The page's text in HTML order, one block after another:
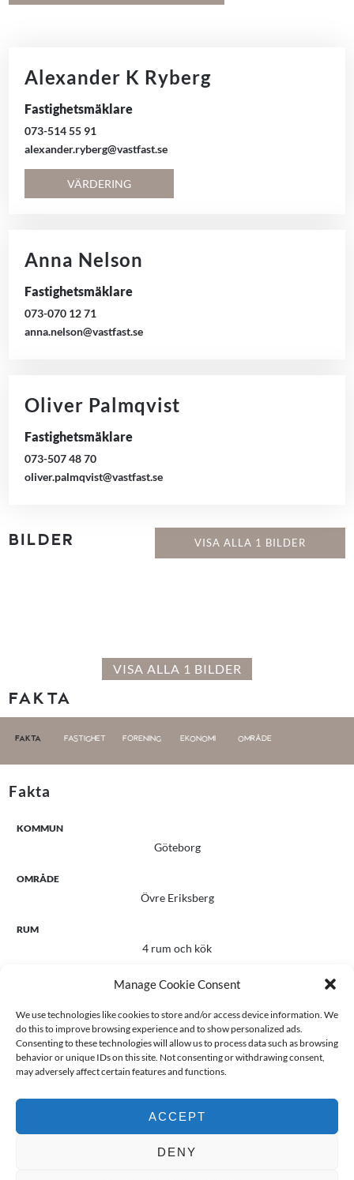
Manage Cookie Consent
We use technologies like cookies to store and/or access device information. We
do this to improve browsing experience and to show personalized ads.
Consenting to these technologies will allow us to process data such as browsing
behavior or unique IDs on this site. Not consenting or withdrawing consent,
may adversely affect certain features and functions.
ACCEPT
DENY
Alexander K Ryberg
Fastighetsmäklare
073-514 55 91
alexander.ryberg@vastfast.se
VÄRDERING
Anna Nelson
Fastighetsmäklare
073-070 12 71
anna.nelson@vastfast.se
Oliver Palmqvist
Fastighetsmäklare
073-507 48 70
oliver.palmqvist@vastfast.se
BILDER VISA ALLA 1 BILDER
VISA ALLA 1 BILDER
FAKTA
FAKTA FASTIGHET FÖRENING EKONOMI OMRÅDE
Fakta
KOMMUN
Göteborg
OMRÅDE
Övre Eriksberg
RUM
4 rum och kök
GÄSTTOALETT
Ja
LÄGENHETSNUMMER
A1702
BYGGNADSTYP
Flerfamiljshus